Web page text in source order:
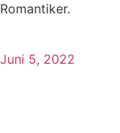
Romantiker.
Juni 5, 2022